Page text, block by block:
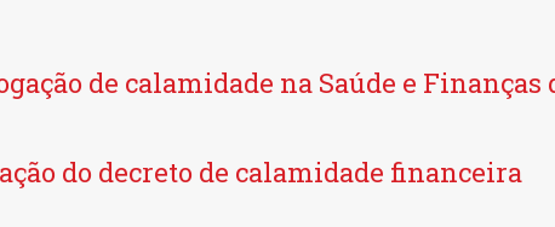
de calamidade na Saúde e Finanças
do decreto de calamidade financeira